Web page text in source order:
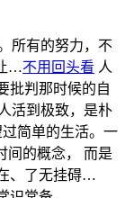
所有的努力，不
…不用回头看 人
批判那时候的自
人活到极致，是朴
简单的生活。一
间的概念， 而是
、了无挂碍…